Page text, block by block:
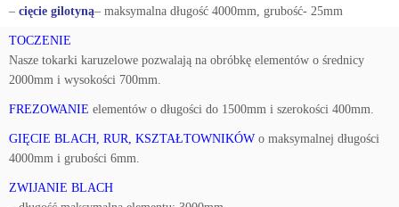
– cięcie gilotyną– maksymalna długość 4000mm, grubość- 25mm
TOCZENIE
Nasze tokarki karuzelowe pozwalają na obróbkę elementów o średnicy
2000mm i wysokości 700mm.
FREZOWANIE elementów o długości do 1500mm i szerokości 400mm.
GIĘCIE BLACH, RUR, KSZTAŁTOWNIKÓW o maksymalnej długości
4000mm i grubości 6mm.
ZWIJANIE BLACH